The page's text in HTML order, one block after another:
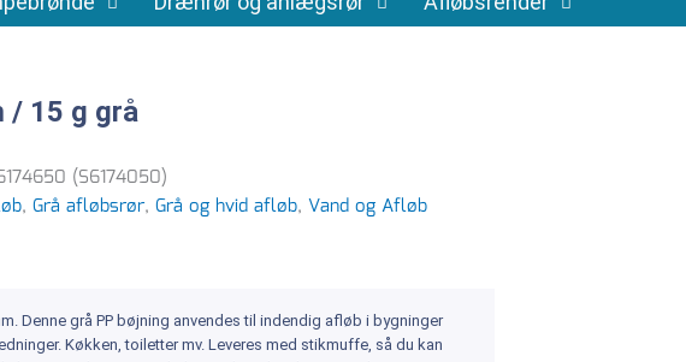
/ 15 g grå
(S6174050)
, Grå afløbsrør, Grå og hvid afløb, Vand og Afløb
Denne grå PP bøjning anvendes til indendig afløb i bygninger
Køkken, toiletter mv. Leveres med stikmuffe, så du kan